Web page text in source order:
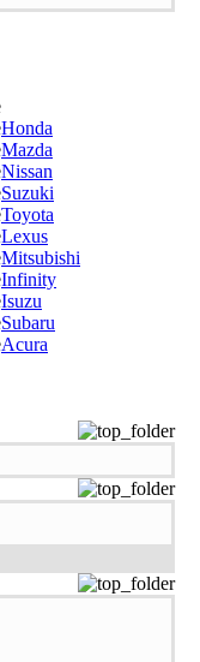
Honda
Mazda
Nissan
Suzuki
Toyota
Lexus
Mitsubishi
Infinity
Isuzu
Subaru
Acura